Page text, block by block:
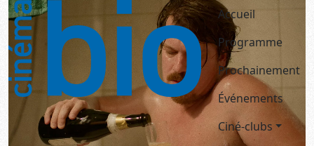
Aller au contenu principal
Accueil
Programme
Prochainement
Événements
Ciné-clubs